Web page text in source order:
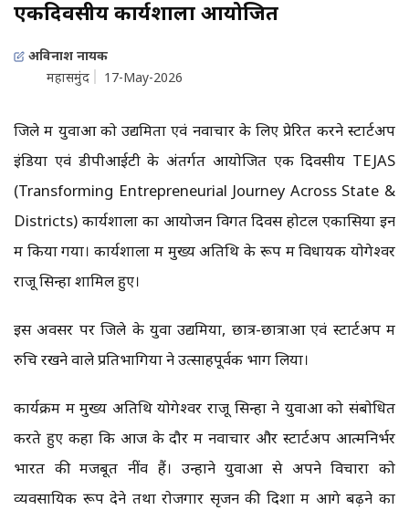
एकदिवसीय कार्यशाला आयोजित
अविनाश नायक
महासमुंद
17-May-2026
जिले में युवाओं को उद्यमिता एवं नवाचार के लिए प्रेरित करने स्टार्टअप
इंडिया एवं डीपीआईटी के अंतर्गत आयोजित एक दिवसीय TEJAS
(Transforming Entrepreneurial Journey Across State &
Districts) कार्यशाला का आयोजन विगत दिवस होटल एकासिया इन
में किया गया। कार्यशाला में मुख्य अतिथि के रूप में विधायक योगेश्वर
राजू सिन्हा शामिल हुए।
इस अवसर पर जिले के युवा उद्यमियों, छात्र-छात्राओं एवं स्टार्टअप में
रुचि रखने वाले प्रतिभागियों ने उत्साहपूर्वक भाग लिया।
कार्यक्रम में मुख्य अतिथि योगेश्वर राजू सिन्हा ने युवाओं को संबोधित
करते हुए कहा कि आज के दौर में नवाचार और स्टार्टअप आत्मनिर्भर
भारत की मजबूत नींव हैं। उन्होंने युवाओं से अपने विचारों को
व्यवसायिक रूप देने तथा रोजगार सृजन की दिशा में आगे बढ़ने का